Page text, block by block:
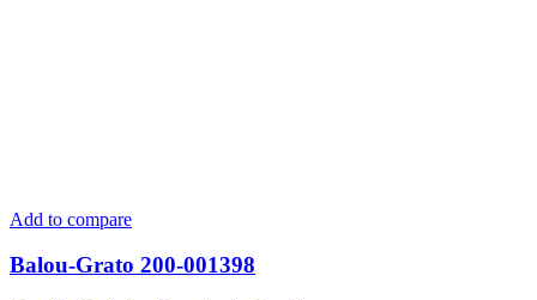
Add to compare
Balou-Grato 200-001398